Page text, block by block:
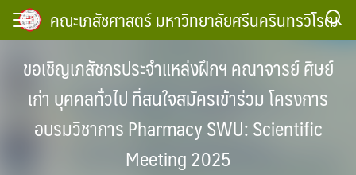
Skip
คณะเภสัชศาสตร์ มหาวิทยาลัยศรีนครินทรวิโรฒ
ขอเชิญเภสัชกรประจำแหล่งฝึกฯ คณาจารย์ ศิษย์
เก่า บุคคลทั่วไป ที่สนใจสมัครเข้าร่วม โครงการ
อบรมวิชาการ Pharmacy SWU: Scientific
Meeting 2025